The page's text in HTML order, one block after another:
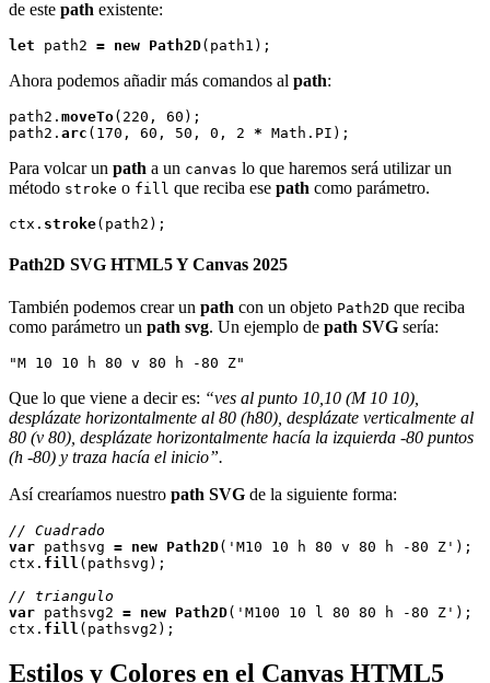
de este path existente:
let path2 = new Path2D
Ahora podemos añadir más comandos al path:
path2. moveTo(220, 60);
path2. arc (170, 60, 50, 0, 2 *
Para volcar un path a un canvas lo que haremos será utilizar un
método stroke o fill que reciba ese path como parámetro.
ctx. stroke
Path2D SVG HTML5 Y Canvas 2025
También podemos crear un path con un objeto Path2D que reciba
como parámetro un path svg. Un ejemplo de path SVG sería:
Que lo que viene a decir es: “ves al punto 10,10 (M 10 10),
desplázate horizontalmente al 80 (h80), desplázate verticalmente al
80 (v 80), desplázate horizontalmente hacía la izquierda -80 puntos
(h -80) y traza hacía el inicio”.
Así crearíamos nuestro path SVG de la siguiente forma:
// Cuadrado
var pathsvg = new Path2D('M10 10 h 80 v 80 h -80 Z');
ctx. fill (pathsvg);
// triangulo
var pathsvg2 = new Path2D('M100 10 l 80 80 h -80 Z');
ctx. fill
Estilos y Colores en el Canvas HTML5